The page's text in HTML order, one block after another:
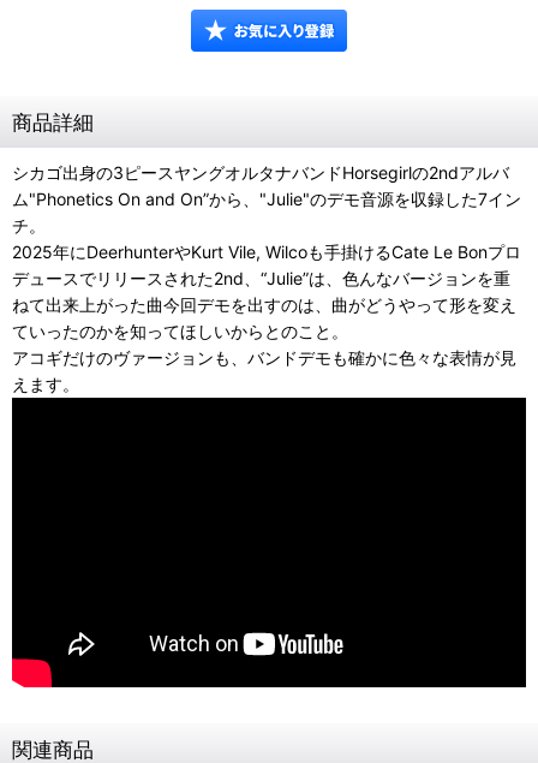
商品詳細
シカゴ出身の3ピースヤングオルタナバンドHorsegirlの2ndアルバ
ム"Phonetics On and On”から、"Julie"のデモ音源を収録した7イン
チ。
2025年にDeerhunterやKurt Vile, Wilcoも手掛けるCate Le Bonプロ
デュースでリリースされた2nd、“Julie”は、色んなバージョンを重
ねて出来上がった曲今回デモを出すのは、曲がどうやって形を変え
ていったのかを知ってほしいからとのこと。
アコギだけのヴァージョンも、バンドデモも確かに色々な表情が見
えます。
関連商品